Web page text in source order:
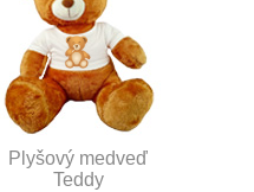
Plyšový medveď
Teddy